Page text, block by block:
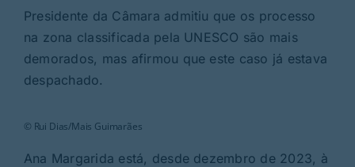
Rubricas
Jornal
Presidente da Câmara admitiu que os processo
na zona classificada pela UNESCO são mais
demorados, mas afirmou que este caso já estava
despachado.
© Rui Dias/Mais Guimarães
Ana Margarida está, desde dezembro de 2023, à